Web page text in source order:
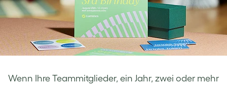
Wenn Ihre Teammitglieder, ein Jahr, zwei oder mehr